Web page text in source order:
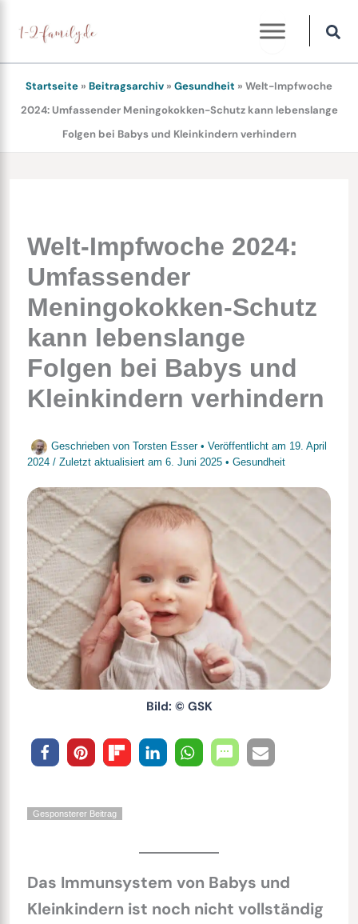
Inhalt
springen
Startseite » Beitragsarchiv » Gesundheit » Welt-Impfwoche
2024: Umfassender Meningokokken-Schutz kann lebenslange
Folgen bei Babys und Kleinkindern verhindern
Welt-Impfwoche 2024:
Umfassender
Meningokokken-Schutz
kann lebenslange
Folgen bei Babys und
Kleinkindern verhindern
Geschrieben von Torsten Esser • Veröffentlicht am 19. April
2024 / Zuletzt aktualisiert am 6. Juni 2025• Gesundheit
Bild: © GSK
Gesponsterer Beitrag
Das Immunsystem von Babys und
Kleinkindern ist noch nicht vollständig